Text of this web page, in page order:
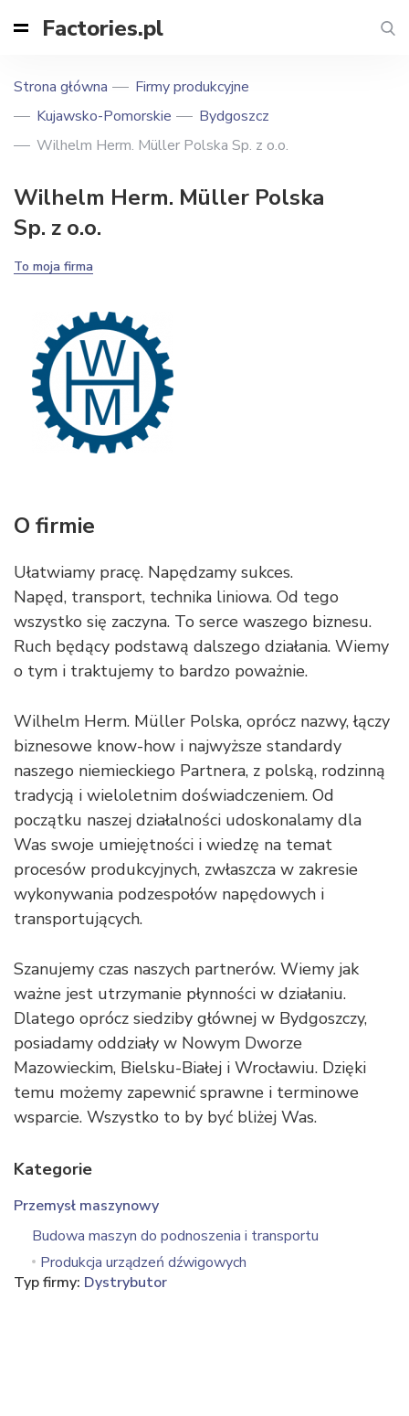
Factories.pl
Strona główna
Firmy produkcyjne
Kujawsko-Pomorskie
Bydgoszcz
Wilhelm Herm. Müller Polska Sp. z o.o.
Wilhelm Herm. Müller Polska
Sp. z o.o.
To moja firma
O firmie
Ułatwiamy pracę. Napędzamy sukces.
Napęd, transport, technika liniowa. Od tego
wszystko się zaczyna. To serce waszego biznesu.
Ruch będący podstawą dalszego działania. Wiemy
o tym i traktujemy to bardzo poważnie.
Wilhelm Herm. Müller Polska, oprócz nazwy, łączy
biznesowe know-how i najwyższe standardy
naszego niemieckiego Partnera, z polską, rodzinną
tradycją i wieloletnim doświadczeniem. Od
początku naszej działalności udoskonalamy dla
Was swoje umiejętności i wiedzę na temat
procesów produkcyjnych, zwłaszcza w zakresie
wykonywania podzespołów napędowych i
transportujących.
Szanujemy czas naszych partnerów. Wiemy jak
ważne jest utrzymanie płynności w działaniu.
Dlatego oprócz siedziby głównej w Bydgoszczy,
posiadamy oddziały w Nowym Dworze
Mazowieckim, Bielsku-Białej i Wrocławiu. Dzięki
temu możemy zapewnić sprawne i terminowe
wsparcie. Wszystko to by być bliżej Was.
Kategorie
Przemysł maszynowy
Budowa maszyn do podnoszenia i transportu
Produkcja urządzeń dźwigowych
Typ firmy: Dystrybutor